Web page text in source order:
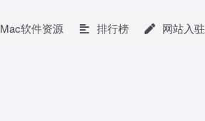
Mac软件资源 排行榜 网站入驻